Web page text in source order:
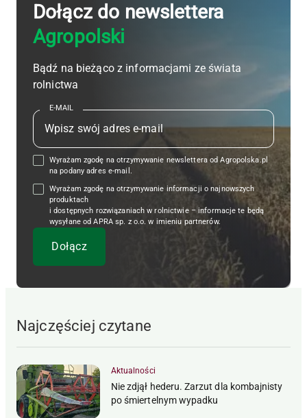
Dołącz do newslettera
Agropolski
Bądź na bieżąco z informacjami ze świata
rolnictwa
E-MAIL
Wyrażam zgodę na otrzymywanie newslettera od Agropolska.pl
na podany adres e-mail.
Wyrażam zgodę na otrzymywanie informacji o najnowszych
produktach
i dostępnych rozwiązaniach w rolnictwie – informacje te będą
wysyłane od APRA sp. z o.o. w imieniu partnerów.
Najczęściej czytane
Aktualności
Nie zdjął hederu. Zarzut dla kombajnisty
po śmiertelnym wypadku